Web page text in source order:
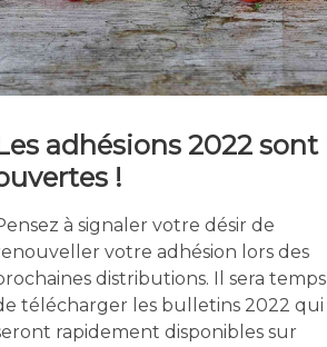
adhésions 2022 sont
!
à signaler votre désir de
votre adhésion lors des
distributions. Il sera temps
télécharger les bulletins 2022 qui
rapidement disponibles sur